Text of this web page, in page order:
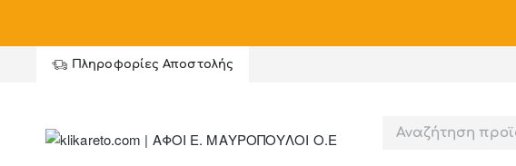
Πληροφορίες Αποστολής